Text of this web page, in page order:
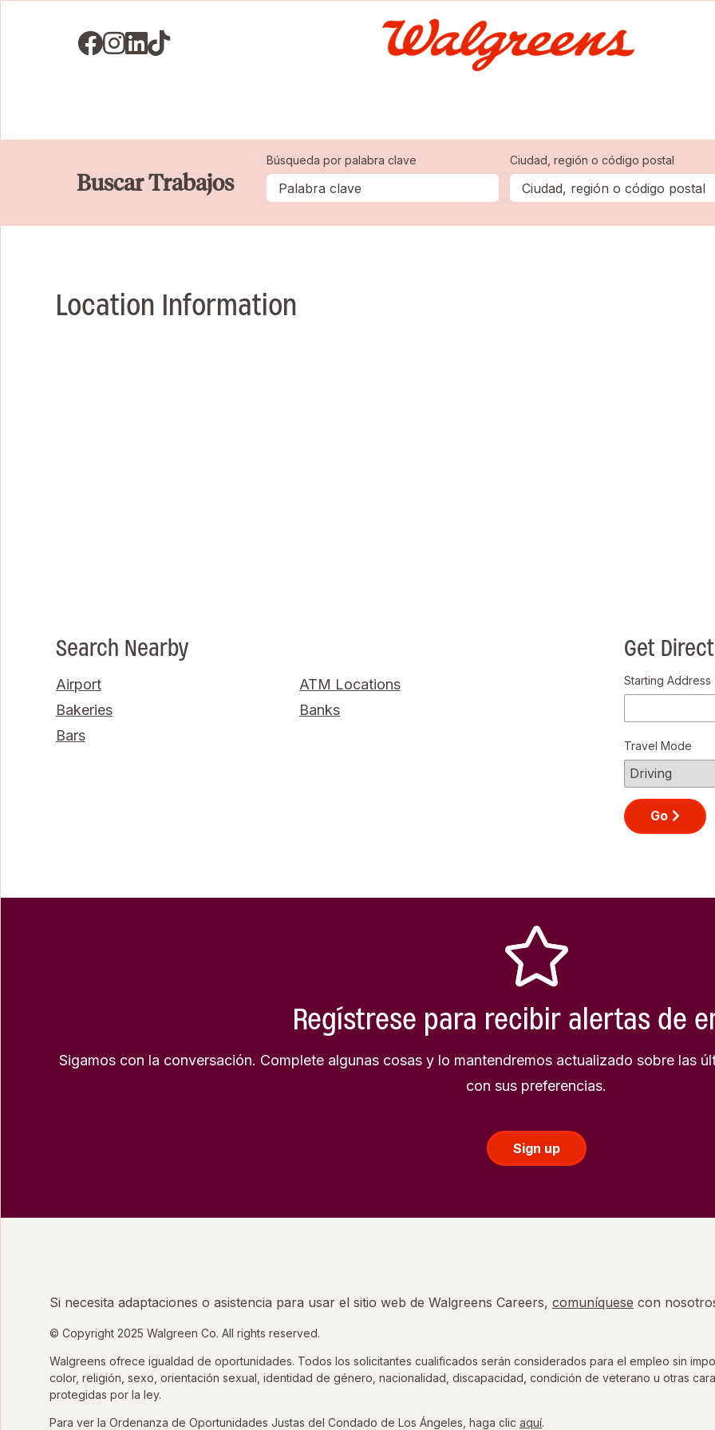
Visit us on Facebook
Visit us on Instagram
Visit us on LinkedIN
Visit us on TikTok
Buscar Trabajos
Búsqueda por palabra clave Ciudad, región o código postal
Location Information
Search Nearby
Airport
ATM Locations
Bakeries
Banks
Bars
Get
Starting Address
Travel Mode
Go
Regístrese para recibir alertas de
Sigamos con la conversación. Complete algunas cosas y lo mantendremos actualizado sobre las
con sus preferencias.
Sign up
Si necesita adaptaciones o asistencia para usar el sitio web de Walgreens Careers, comuníquese con
© Copyright 2025 Walgreen Co. All rights reserved.
Walgreens ofrece igualdad de oportunidades. Todos los solicitantes cualificados serán considerados para el empleo sin
color, religión, sexo, orientación sexual, identidad de género, nacionalidad, discapacidad, condición de veterano u otras
protegidas por la ley.
Para ver la Ordenanza de Oportunidades Justas del Condado de Los Ángeles, haga clic aquípara ver la Ordenanza de
.